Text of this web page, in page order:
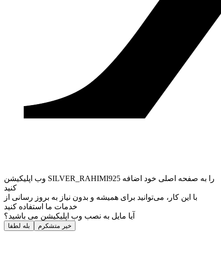
وب ‌اپلیکیشن SILVER_RAHIMI925 را به صفحه اصلی خود اضافه
کنید
با این کار، می‌توانید برای همیشه و بدون نیاز به بروز ‌رسانی از
خدمات ما استفاده کنید
آیا مایل به نصب وب اپلیکیشن می باشید؟
بله لطفا خیر متشکرم